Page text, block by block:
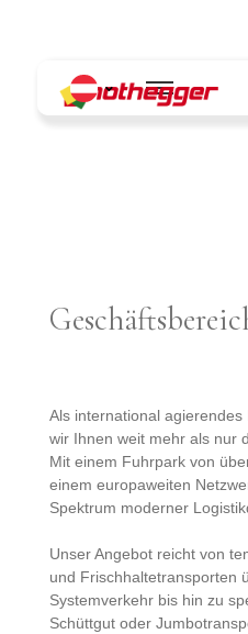
Als international
wir Ihnen weit mehr als nur
Mit einem Fuhrpark von
einem europaweiten
Spektrum moderner
Unser Angebot reicht von
und Frischhaltetransporten
Systemverkehr bis hin zu
Schüttgut oder